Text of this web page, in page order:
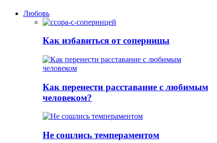
Любовь
Как избавиться от соперницы
Как перенести расставание с любимым
человеком?
Не сошлись темпераментом